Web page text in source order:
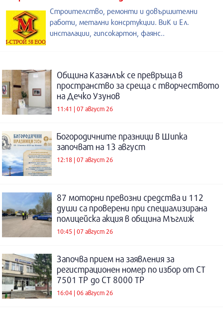
Строителство, ремонти и довършителни
работи, метални консртукции. ВиК и Ел.
инсталации, гипсокартон, фаянс..
Община Казанлък се превръща в
пространство за среща с творчеството
на Дечко Узунов
11:41 | 07 август 26
Богородичните празници в Шипка
започват на 13 август
12:18 | 07 август 26
87 моторни превозни средства и 112
души са проверени при специализирана
полицейска акция в община Мъглиж
10:45 | 07 август 26
Започва прием на заявления за
регистрационен номер по избор от СТ
7501 ТР до СТ 8000 ТР
16:04 | 06 август 26